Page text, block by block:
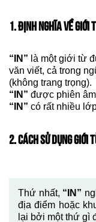
1. ĐỊNH NGHĨA VỀ GIỚI
“IN” là một giới từ
văn viết, cả trong
(không trang trọng).
“IN” được phiên âm
“IN” có rất nhiều
2. CÁCH SỬ DỤNG GIỚI
Thứ nhất, “IN”
địa điểm hoặc
lại bởi một thứ gì